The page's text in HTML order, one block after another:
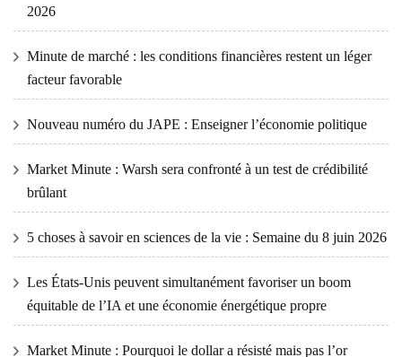
2026
Minute de marché : les conditions financières restent un léger
facteur favorable
Nouveau numéro du JAPE : Enseigner l’économie politique
Market Minute : Warsh sera confronté à un test de crédibilité
brûlant
5 choses à savoir en sciences de la vie : Semaine du 8 juin 2026
Les États-Unis peuvent simultanément favoriser un boom
équitable de l’IA et une économie énergétique propre
Market Minute : Pourquoi le dollar a résisté mais pas l’or